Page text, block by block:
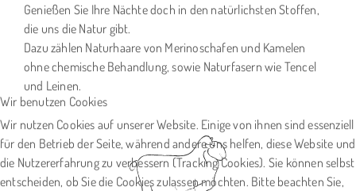
Genießen Sie Ihre Nächte doch in den natürlichsten Stoffen,
die uns die Natur gibt.
Dazu zählen Naturhaare von Merinoschafen und Kamelen
ohne chemische Behandlung, sowie Naturfasern wie Tencel
und Leinen.
Wir benutzen Cookies
Wir nutzen Cookies auf unserer Website. Einige von ihnen sind essenziell
für den Betrieb der Seite, während andere uns helfen, diese Website und
die Nutzererfahrung zu verbessern (Tracking Cookies). Sie können selbst
entscheiden, ob Sie die Cookies zulassen möchten. Bitte beachten Sie,